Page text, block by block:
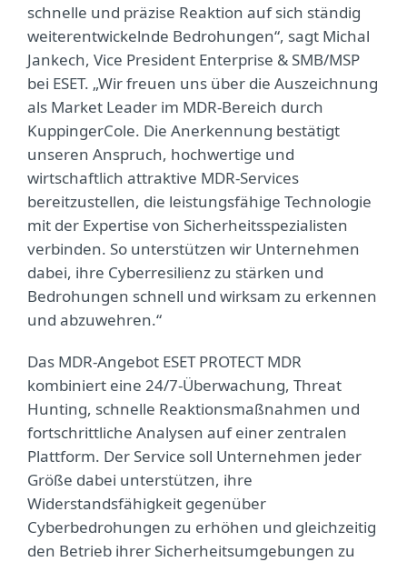
schnelle und präzise Reaktion auf sich ständig
weiterentwickelnde Bedrohungen“, sagt Michal
Jankech, Vice President Enterprise & SMB/MSP
bei ESET. „Wir freuen uns über die Auszeichnung
als Market Leader im MDR-Bereich durch
KuppingerCole. Die Anerkennung bestätigt
unseren Anspruch, hochwertige und
wirtschaftlich attraktive MDR-Services
bereitzustellen, die leistungsfähige Technologie
mit der Expertise von Sicherheitsspezialisten
verbinden. So unterstützen wir Unternehmen
dabei, ihre Cyberresilienz zu stärken und
Bedrohungen schnell und wirksam zu erkennen
und abzuwehren.“
Das MDR-Angebot ESET PROTECT MDR
kombiniert eine 24/7-Überwachung, Threat
Hunting, schnelle Reaktionsmaßnahmen und
fortschrittliche Analysen auf einer zentralen
Plattform. Der Service soll Unternehmen jeder
Größe dabei unterstützen, ihre
Widerstandsfähigkeit gegenüber
Cyberbedrohungen zu erhöhen und gleichzeitig
den Betrieb ihrer Sicherheitsumgebungen zu